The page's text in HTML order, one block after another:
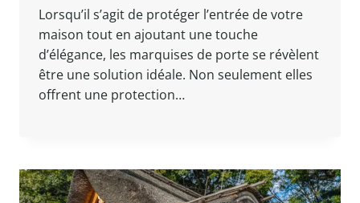
Lorsqu’il s’agit de protéger l’entrée de votre
maison tout en ajoutant une touche
d’élégance, les marquises de porte se révèlent
être une solution idéale. Non seulement elles
offrent une protection…